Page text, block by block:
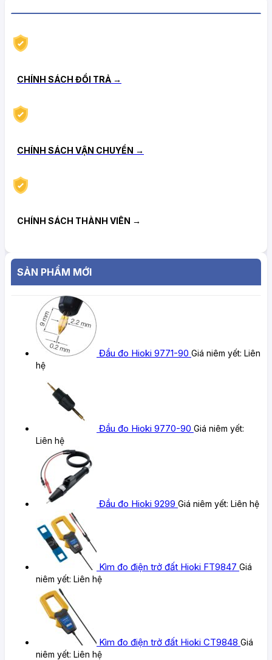
CHÍNH SÁCH ĐỔI TRẢ →
CHÍNH SÁCH VẬN CHUYỂN →
CHÍNH SÁCH THÀNH VIÊN →
SẢN PHẨM MỚI
Đầu đo Hioki 9771-90 Giá niêm yết: Liên
hệ
Đầu đo Hioki 9770-90 Giá niêm yết:
Liên hệ
Đầu đo Hioki 9299 Giá niêm yết: Liên hệ
Kìm đo điện trở đất Hioki FT9847 Giá
niêm yết: Liên hệ
Kìm đo điện trở đất Hioki CT9848 Giá
niêm yết: Liên hệ